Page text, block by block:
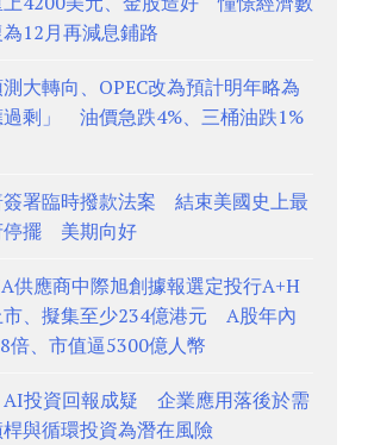
12月再減息鋪路
大轉向、OPEC改為預計明年略為
過剩」 油價急跌4%、三桶油跌1%
簽署臨時撥款法案 結束美國史上最
停擺 美期向好
供應商中際旭創據報選定投行A+H
市、擬集至少234億港元 A股年內
倍、市值逼5300億人幣
AI投資回報成疑 企業應用落後於需
與循環投資為潛在風險